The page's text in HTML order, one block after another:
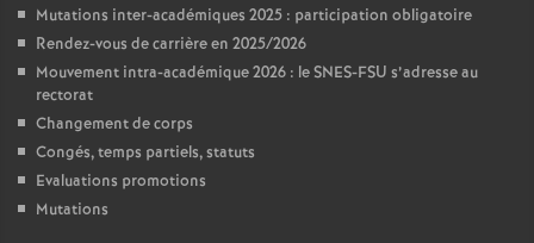
Mutations inter-académiques 2025 : participation obligatoire
Rendez-vous de carrière en 2025/2026
Mouvement intra-académique 2026 : le SNES-FSU s’adresse au
rectorat
Changement de corps
Congés, temps partiels, statuts
Evaluations promotions
Mutations